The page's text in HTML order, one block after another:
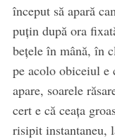
început să apară
puţin după ora
beţele în mână, în
pe acolo obiceiul e
apare, soarele
cert e că ceaţa
risipit instantaneu,